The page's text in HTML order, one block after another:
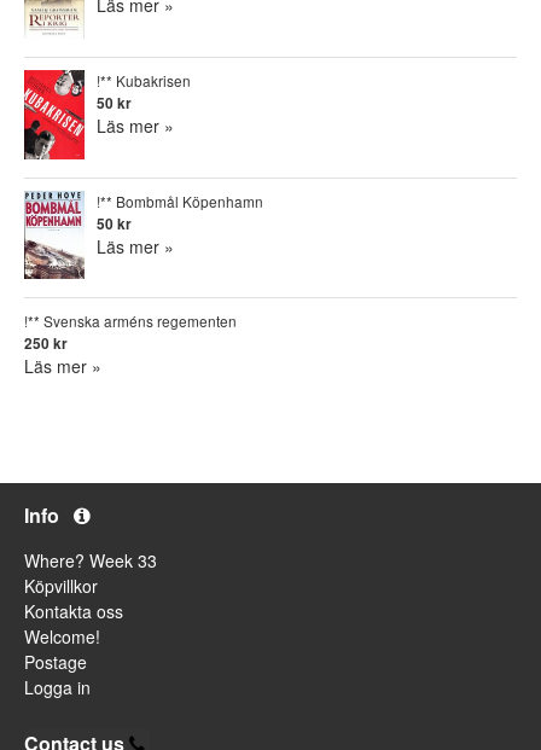
!** Kubakrisen
50 kr
Läs mer »
!** Bombmål Köpenhamn
50 kr
Läs mer »
!** Svenska arméns regementen
250 kr
Läs mer »
Info
Where? Week 33
Köpvillkor
Kontakta oss
Welcome!
Postage
Logga in
Contact us